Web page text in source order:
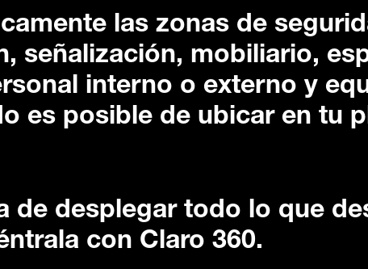
las zonas de
señalización, mobiliario,
interno o externo y
es posible de ubicar en tu
de desplegar todo lo que
con Claro 360.